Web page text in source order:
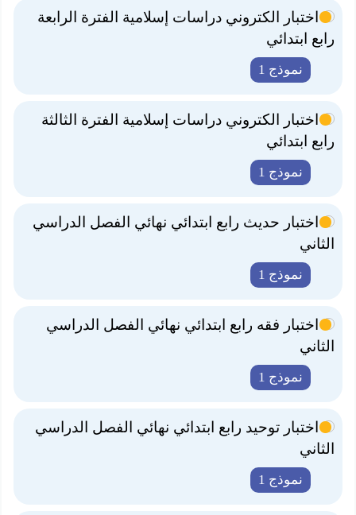
اختبار الكتروني دراسات إسلامية الفترة الرابعة
رابع ابتدائي
نموذج 1
اختبار الكتروني دراسات إسلامية الفترة الثالثة
رابع ابتدائي
نموذج 1
اختبار حديث رابع ابتدائي نهائي الفصل الدراسي
الثاني
نموذج 1
اختبار فقه رابع ابتدائي نهائي الفصل الدراسي
الثاني
نموذج 1
اختبار توحيد رابع ابتدائي نهائي الفصل الدراسي
الثاني
نموذج 1